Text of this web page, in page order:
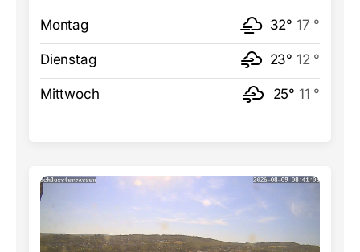
Montag 32° 17 °
Dienstag 23° 12 °
Mittwoch 25° 11 °